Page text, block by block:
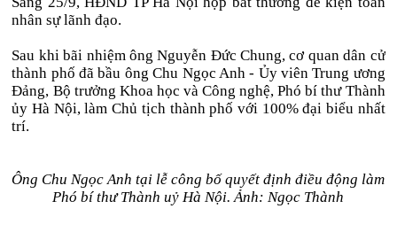
nhân sự lãnh đạo.
Sau khi bãi nhiệm ông Nguyễn Đức Chung, cơ quan dân cử
thành phố đã bầu ông Chu Ngọc Anh - Ủy viên Trung ương
Đảng, Bộ trưởng Khoa học và Công nghệ, Phó bí thư Thành
ủy Hà Nội, làm Chủ tịch thành phố với 100% đại biểu nhất
trí.
Ông Chu Ngọc Anh tại lễ công bố quyết định điều động làm
Phó bí thư Thành uỷ Hà Nội. Ảnh: Ngọc Thành